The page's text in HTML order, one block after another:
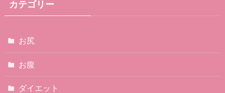
カテゴリー
お尻
お腹
ダイエット